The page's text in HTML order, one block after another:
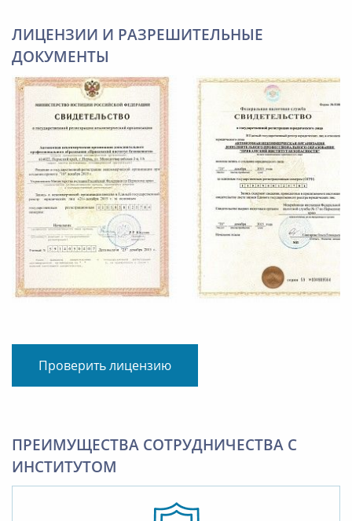
ЛИЦЕНЗИИ И РАЗРЕШИТЕЛЬНЫЕ
ДОКУМЕНТЫ
Проверить лицензию
ПРЕИМУЩЕСТВА СОТРУДНИЧЕСТВА С
ИНСТИТУТОМ